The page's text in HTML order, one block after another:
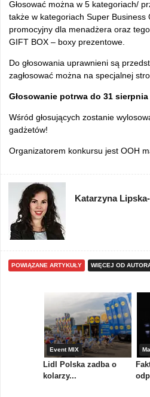
Głosować można w 5 kategoriach/
także w kategoriach Super Business
promocyjny dla menadżera oraz
GIFT BOX – boxy prezentowe.
Do głosowania uprawnieni są
zagłosować można na specjalnej
Głosowanie potrwa do 31 sierpnia
Wśród głosujących zostanie
gadżetów!
Organizatorem konkursu jest OOH
Katarzyna
POWIĄZANE ARTYKUŁY WIĘCEJ OD
Event MIX
Lidl Polska zadba o
kolarzy...